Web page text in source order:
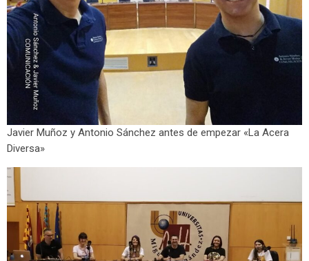
Javier Muñoz y Antonio Sánchez antes de empezar «La Acera
Diversa»